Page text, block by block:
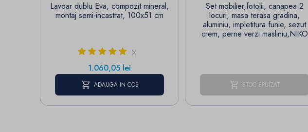
Lavoar dublu Eva, compozit mineral,
montaj semi-incastrat, 100x51 cm
(3)
Pret
1.060,05 lei
ADAUGA IN COS
Set mobilier,fotolii, canapea 2
locuri, masa terasa gradina,
aluminiu, impletitura funie, sezut
crem, perne verzi masliniu,NIKO
STOC EPUIZAT